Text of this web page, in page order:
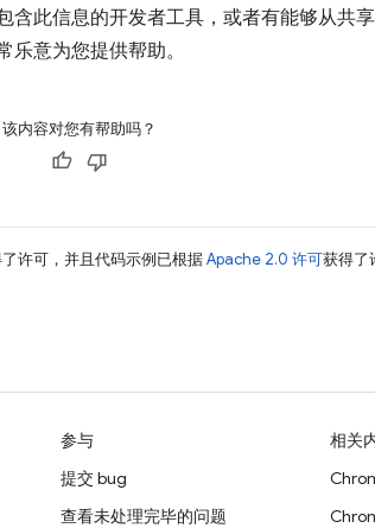
含此信息的开发者工具，或者有能够从共
乐意为您提供帮助。
该内容对您有帮助吗？
许可，并且代码示例已根据Apache 2.0 许可获得了
参与
提交 bug
查看未处理完毕的问题
相关